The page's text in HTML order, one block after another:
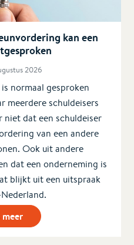
kan een
2026
normaal gesproken
meerdere schuldeisers
dat een schuldeiser
van een andere
Ook uit andere
dat een onderneming is
blijkt uit een uitspraak
meer